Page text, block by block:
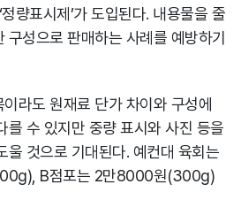
량표시제’가 도입된다. 내용물을 줄
구성으로 판매하는 사례를 예방하기
라도 원재료 단가 차이와 구성에
를 수 있지만 중량 표시와 사진 등을
울 것으로 기대된다. 예컨대 육회는
B점포는 2만8000원(300g)